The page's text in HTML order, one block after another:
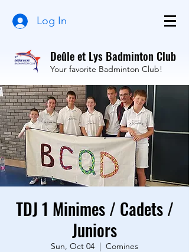
Log In
Deûle et Lys Badminton Club
Your favorite Badminton Club!
TDJ 1 Minimes / Cadets /
Juniors
Sun, Oct 04
  |
Comines